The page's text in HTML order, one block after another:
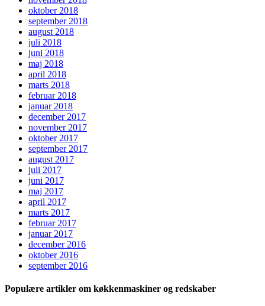
oktober 2018
september 2018
august 2018
juli 2018
juni 2018
maj 2018
april 2018
marts 2018
februar 2018
januar 2018
december 2017
november 2017
oktober 2017
september 2017
august 2017
juli 2017
juni 2017
maj 2017
april 2017
marts 2017
februar 2017
januar 2017
december 2016
oktober 2016
september 2016
Populære artikler om køkkenmaskiner og redskaber